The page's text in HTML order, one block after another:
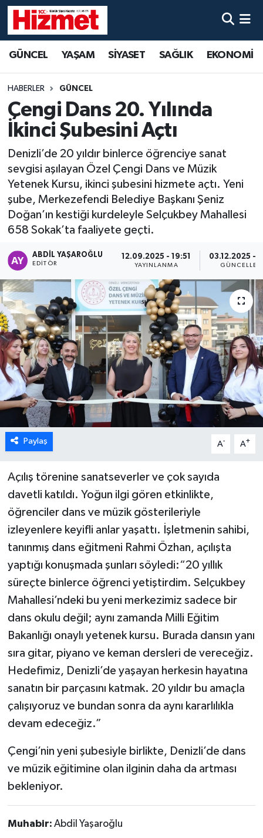
GÜNCEL YAŞAM SİYASET SAĞLIK EKONOMİ
HABERLER GÜNCEL
Çengi Dans 20. Yılında
İkinci Şubesini Açtı
Denizli’de 20 yıldır binlerce öğrenciye sanat
sevgisi aşılayan Özel Çengi Dans ve Müzik
Yetenek Kursu, ikinci şubesini hizmete açtı. Yeni
şube, Merkezefendi Belediye Başkanı Şeniz
Doğan’ın kestiği kurdeleyle Selçukbey Mahallesi
658 Sokak’ta faaliyete geçti.
ABDIL YAŞAROĞLU
EDITÖR
12.09.2025 - 19:51
YAYINLANMA
03.12.2025 -
Paylaş A- A+
Açılış törenine sanatseverler ve çok sayıda
davetli katıldı. Yoğun ilgi gören etkinlikte,
öğrenciler dans ve müzik gösterileriyle
izleyenlere keyifli anlar yaşattı. İşletmenin sahibi,
tanınmış dans eğitmeni Rahmi Özhan, açılışta
yaptığı konuşmada şunları söyledi:“20 yıllık
süreçte binlerce öğrenci yetiştirdim. Selçukbey
Mahallesi’ndeki bu yeni merkezimiz sadece bir
dans okulu değil; aynı zamanda Milli Eğitim
Bakanlığı onaylı yetenek kursu. Burada dansın yanı
sıra gitar, piyano ve keman dersleri de vereceğiz.
Hedefimiz, Denizli’de yaşayan herkesin hayatına
sanatın bir parçasını katmak. 20 yıldır bu amaçla
çalışıyoruz ve bundan sonra da aynı kararlılıkla
devam edeceğiz.”
Çengi’nin yeni şubesiyle birlikte, Denizli’de dans
ve müzik eğitimine olan ilginin daha da artması
bekleniyor.
Muhabir: Abdil Yaşaroğlu
YAŞAM
SİYASET
SAĞLIK
EKONOMİ
KÜLTÜR SANAT
SPOR
MAGAZİN
ÖZEL HABER
DTO
RESMİ REKLAM
Denizli Hava Durumu
Denizli Trafik Yoğunluk Haritası
Süper Lig Puan Durumu ve Fikstür
Tüm Manşetler
Son Dakika Haberleri
Haber Arşivi